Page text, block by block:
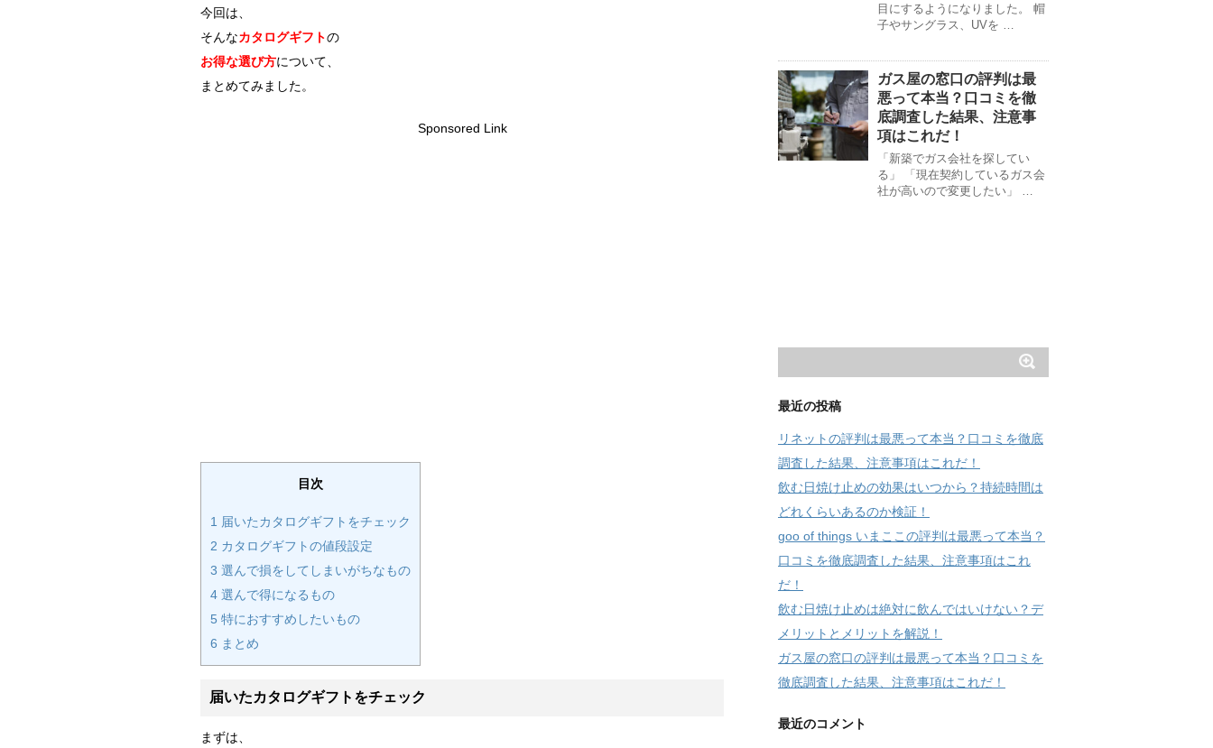
今回は、
そんなカタログギフトの
お得な選び方について、
まとめてみました。
Sponsored Link
目次
1 届いたカタログギフトをチェック
2 カタログギフトの値段設定
3 選んで損をしてしまいがちなもの
4 選んで得になるもの
5 特におすすめしたいもの
6 まとめ
届いたカタログギフトをチェック
まずは、
目にするようになりました。 帽
子やサングラス、UVを …
ガス屋の窓口の評判は最
悪って本当？口コミを徹
底調査した結果、注意事
項はこれだ！
「新築でガス会社を探してい
る」 「現在契約しているガス会
社が高いので変更したい」 …
最近の投稿
リネットの評判は最悪って本当？口コミを徹底
調査した結果、注意事項はこれだ！
飲む日焼け止めの効果はいつから？持続時間は
どれくらいあるのか検証！
goo of things いまここの評判は最悪って本当？
口コミを徹底調査した結果、注意事項はこれ
だ！
飲む日焼け止めは絶対に飲んではいけない？デ
メリットとメリットを解説！
ガス屋の窓口の評判は最悪って本当？口コミを
徹底調査した結果、注意事項はこれだ！
最近のコメント